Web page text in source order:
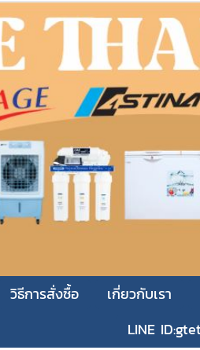
วิธีการสั่งซื้อ
เกี่ยวกับเรา
LINE